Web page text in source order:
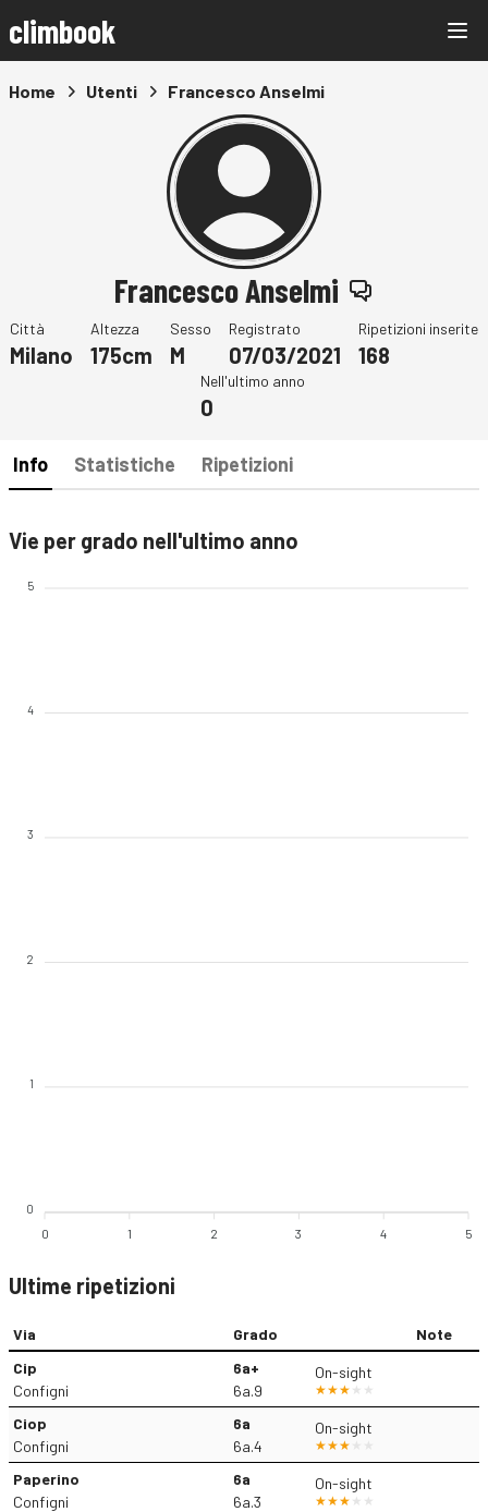
climbook
Home Utenti Francesco Anselmi
Francesco Anselmi
Città
Milano
Altezza
175cm
Sesso
M
Registrato
07/03/2021
Ripetizioni inserite
168
Nell'ultimo anno
0
Info Statistiche Ripetizioni
Vie per grado nell'ultimo anno
5
4
3
2
1
0
0 1 2 3 4 5
Ultime ripetizioni
Via Grado
Note
Cip
Configni
6a+
6a.9
On-sight
Ciop
Configni
6a
6a.4
On-sight
Paperino
Configni
6a
6a.3
On-sight